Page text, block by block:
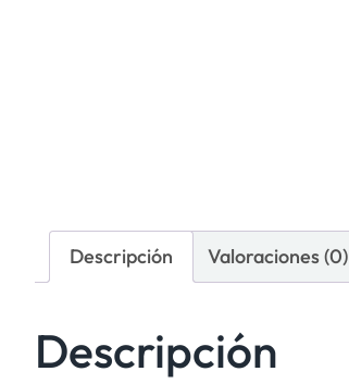
Descripción Valoraciones (0)
Descripción